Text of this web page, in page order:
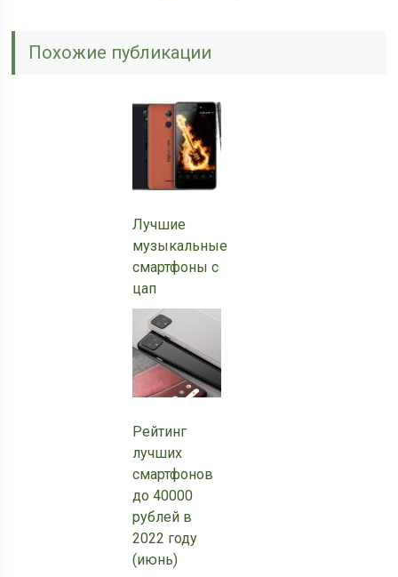
Похожие публикации
Лучшие
музыкальные
смартфоны с
цап
Рейтинг
лучших
смартфонов
до 40000
рублей в
2022 году
(июнь)